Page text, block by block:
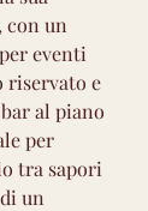
un
eventi
riservato e
al piano
per
tra sapori
un